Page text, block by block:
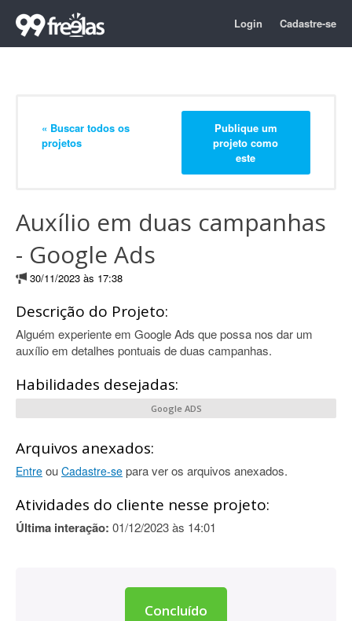
Login Cadastre-se
« Buscar todos os
projetos
Publique um
projeto como
este
Auxílio em duas campanhas
- Google Ads
30/11/2023 às 17:38
Descrição do Projeto:
Alguém experiente em Google Ads que possa nos dar um
auxílio em detalhes pontuais de duas campanhas.
Habilidades desejadas:
Google ADS
Arquivos anexados:
Entre ou Cadastre-se para ver os arquivos anexados.
Atividades do cliente nesse projeto:
Última interação: 01/12/2023 às 14:01
Concluído